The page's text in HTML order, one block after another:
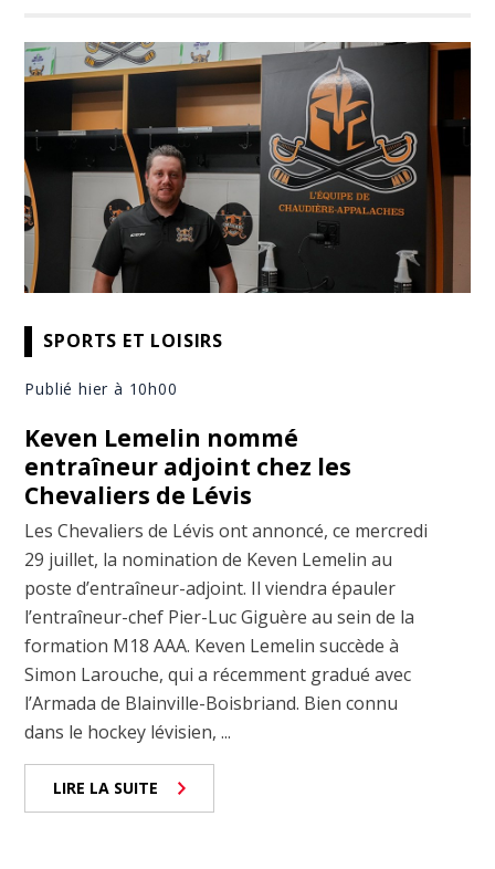
SPORTS ET LOISIRS
Publié hier à 10h00
Keven Lemelin nommé
entraîneur adjoint chez les
Chevaliers de Lévis
Les Chevaliers de Lévis ont annoncé, ce mercredi
29 juillet, la nomination de Keven Lemelin au
poste d’entraîneur-adjoint. Il viendra épauler
l’entraîneur-chef Pier-Luc Giguère au sein de la
formation M18 AAA. Keven Lemelin succède à
Simon Larouche, qui a récemment gradué avec
l’Armada de Blainville-Boisbriand. Bien connu
dans le hockey lévisien, ...
LIRE LA SUITE